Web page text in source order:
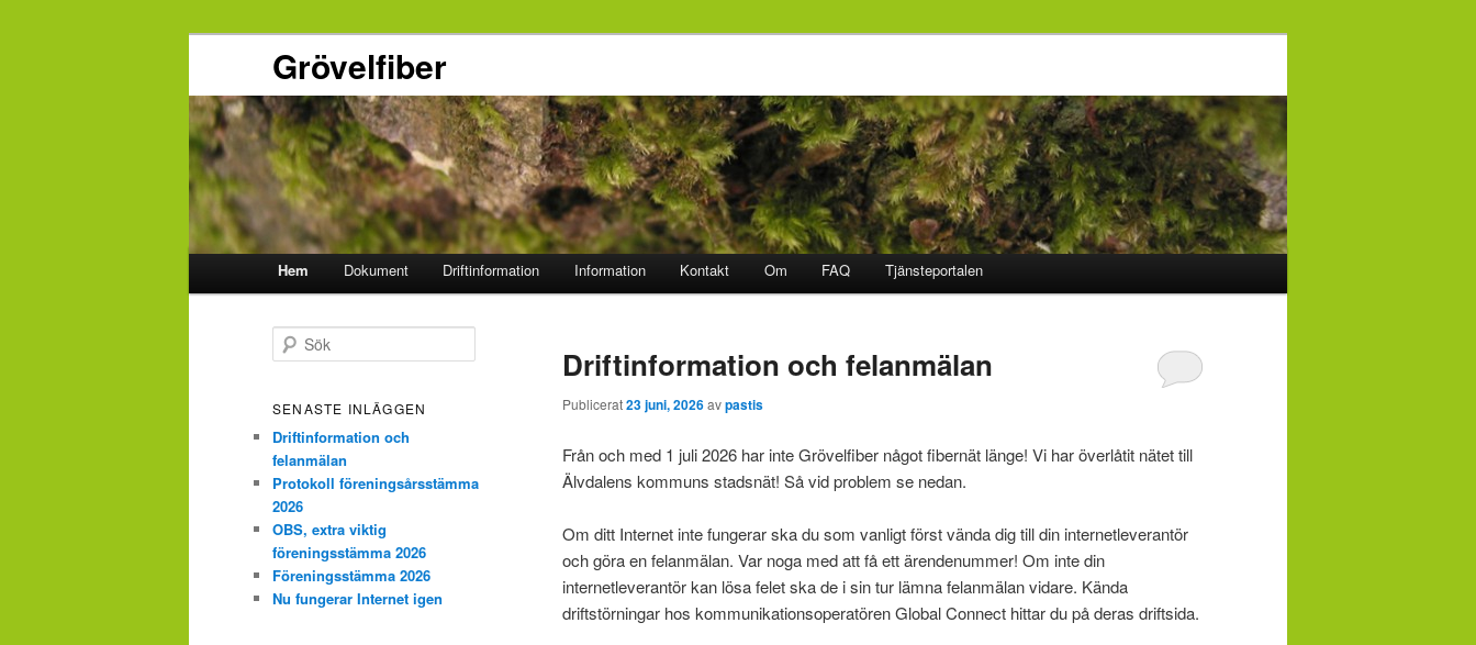
Grövelfiber
Huvudmeny
Hoppa
till
innehåll
Hoppa
till
innehåll
Hem Dokument Driftinformation Information Kontakt Om FAQ Tjänsteportalen
Driftinformation och felanmälan
Publicerat23 juni, 2026avpastis
Från och med 1 juli 2026 har inte Grövelfiber något fibernät länge! Vi har överlåtit nätet till
Älvdalens kommuns stadsnät! Så vid problem se nedan.
Om ditt Internet inte fungerar ska du som vanligt först vända dig till din internetleverantör
och göra en felanmälan. Var noga med att få ett ärendenummer! Om inte din
internetleverantör kan lösa felet ska de i sin tur lämna felanmälan vidare. Kända
driftstörningar hos kommunikationsoperatören Global Connect hittar du på deras driftsida.
ö
SENASTE INLÄGGEN
Driftinformation och
felanmälan
Protokoll föreningsårsstämma
2026
OBS, extra viktig
föreningsstämma 2026
Föreningsstämma 2026
Nu fungerar Internet igen